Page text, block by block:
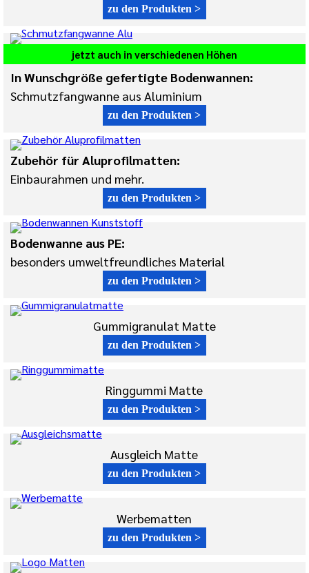
zu den Produkten >
jetzt auch in verschiedenen Höhen
In Wunschgröße gefertigte Bodenwannen:
Schmutzfangwanne aus Aluminium
zu den Produkten >
Zubehör für Aluprofilmatten:
Einbaurahmen und mehr.
zu den Produkten >
Bodenwanne aus PE:
besonders umweltfreundliches Material
zu den Produkten >
Gummigranulat Matte
zu den Produkten >
Ringgummi Matte
zu den Produkten >
Ausgleich Matte
zu den Produkten >
Werbematten
zu den Produkten >